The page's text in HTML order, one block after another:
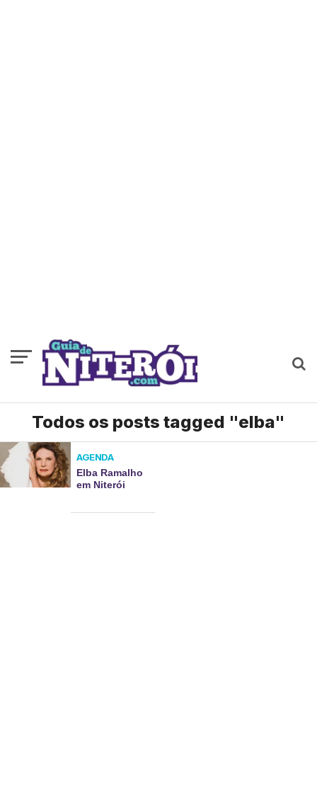
Todos os posts tagged "elba"
AGENDA
Elba Ramalho
em Niterói